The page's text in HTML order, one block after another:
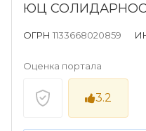
ЮЦ
ОГРН 1133668020859
Оценка портала
3.2